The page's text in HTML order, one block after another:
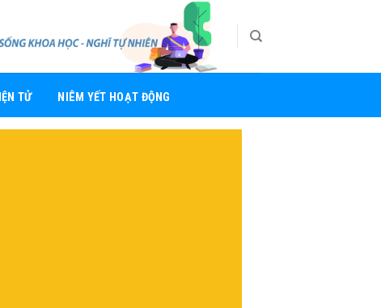
TỬ NIÊM YẾT HOẠT ĐỘNG